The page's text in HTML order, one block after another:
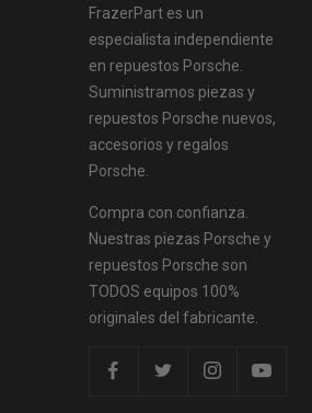
FrazerPart es un
especialista independiente
en repuestos Porsche.
Suministramos piezas y
repuestos Porsche nuevos,
accesorios y regalos
Porsche.
Compra con confianza.
Nuestras piezas Porsche y
repuestos Porsche son
TODOS equipos 100%
originales del fabricante.